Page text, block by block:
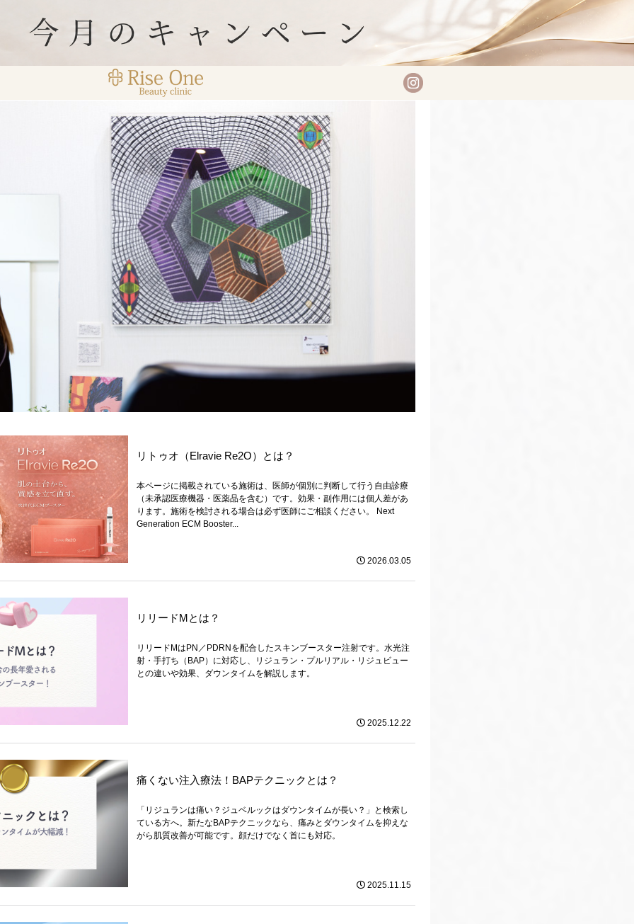
リトゥオ（Elravie Re2O）とは？
本ページに掲載されている施術は、医師が個別に判断して行う自由診療
（未承認医療機器・医薬品を含む）です。効果・副作用には個人差があ
ります。施術を検討される場合は必ず医師にご相談ください。 Next
Generation ECM Booster...
2026.03.05
リリードMとは？
リリードMはPN／PDRNを配合したスキンブースター注射です。水光注
射・手打ち（BAP）に対応し、リジュラン・プルリアル・リジュビュー
との違いや効果、ダウンタイムを解説します。
2025.12.22
痛くない注入療法！BAPテクニックとは？
「リジュランは痛い？ジュベルックはダウンタイムが長い？」と検索し
ている方へ。新たなBAPテクニックなら、痛みとダウンタイムを抑えな
がら肌質改善が可能です。顔だけでなく首にも対応。
2025.11.15